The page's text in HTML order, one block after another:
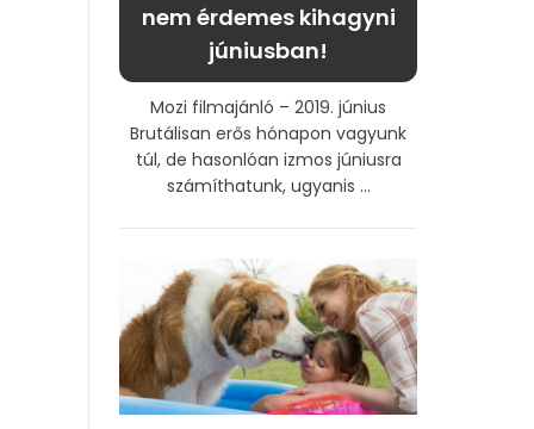
nem érdemes kihagyni
júniusban!
Mozi filmajánló – 2019. június
Brutálisan erős hónapon vagyunk
túl, de hasonlóan izmos júniusra
számíthatunk, ugyanis ...